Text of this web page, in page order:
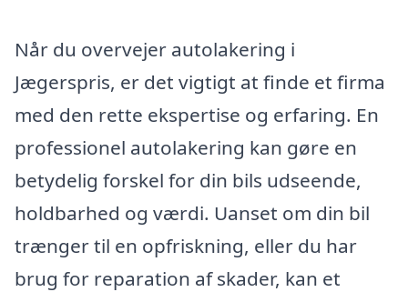
Når du overvejer autolakering i
Jægerspris, er det vigtigt at finde et firma
med den rette ekspertise og erfaring. En
professionel autolakering kan gøre en
betydelig forskel for din bils udseende,
holdbarhed og værdi. Uanset om din bil
trænger til en opfriskning, eller du har
brug for reparation af skader, kan et